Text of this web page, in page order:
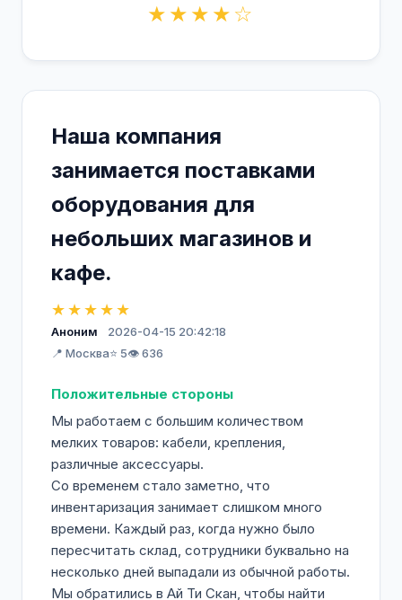
★★★★☆
Наша компания
занимается поставками
оборудования для
небольших магазинов и
кафе.
★★★★★
Аноним
2026-04-15 20:42:18
📍 Москва⭐ 5👁️ 636
Положительные стороны
Мы работаем с большим количеством
мелких товаров: кабели, крепления,
различные аксессуары.
Со временем стало заметно, что
инвентаризация занимает слишком много
времени. Каждый раз, когда нужно было
пересчитать склад, сотрудники буквально на
несколько дней выпадали из обычной работы.
Мы обратились в Ай Ти Скан, чтобы найти